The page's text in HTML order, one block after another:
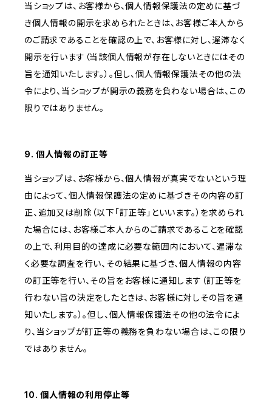
当ショップは、お客様から、個人情報保護法の定めに基づ
き個人情報の開示を求められたときは、お客様ご本人から
のご請求であることを確認の上で、お客様に対し、遅滞なく
開示を行います（当該個人情報が存在しないときにはその
旨を通知いたします。）。但し、個人情報保護法その他の法
令により、当ショップが開示の義務を負わない場合は、この
限りではありません。
9. 個人情報の訂正等
当ショップは、お客様から、個人情報が真実でないという理
由によって、個人情報保護法の定めに基づきその内容の訂
正、追加又は削除（以下「訂正等」といいます。）を求められ
た場合には、お客様ご本人からのご請求であることを確認
の上で、利用目的の達成に必要な範囲内において、遅滞な
く必要な調査を行い、その結果に基づき、個人情報の内容
の訂正等を行い、その旨をお客様に通知します（訂正等を
行わない旨の決定をしたときは、お客様に対しその旨を通
知いたします。）。但し、個人情報保護法その他の法令によ
り、当ショップが訂正等の義務を負わない場合は、この限り
ではありません。
10. 個人情報の利用停止等